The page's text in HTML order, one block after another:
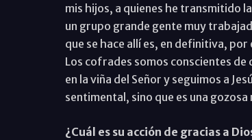
mis hijos, a quienes he transmitido
un grupo grande gente muy
que se hace allí es, en definitiva,
Los cofrades somos conscientes
en la viña del Señor y seguimos a
sentimental, sino que es una
¿Cuál es su acción de gracias a